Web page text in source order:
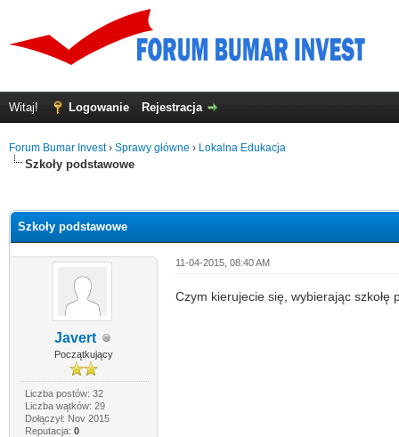
Witaj! Logowanie Rejestracja
Forum Bumar Invest› Sprawy główne › Lokalna Edukacja
Szkoły podstawowe
Szkoły podstawowe
Javert
Początkujący
Liczba postów: 32
Liczba wątków: 29
Dołączył: Nov 2015
Reputacja: 0
11-04-2015, 08:40 AM
Czym kierujecie się, wybierając